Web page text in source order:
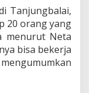
Tanjungbalai,
20 orang yang
menurut Neta
bisa bekerja